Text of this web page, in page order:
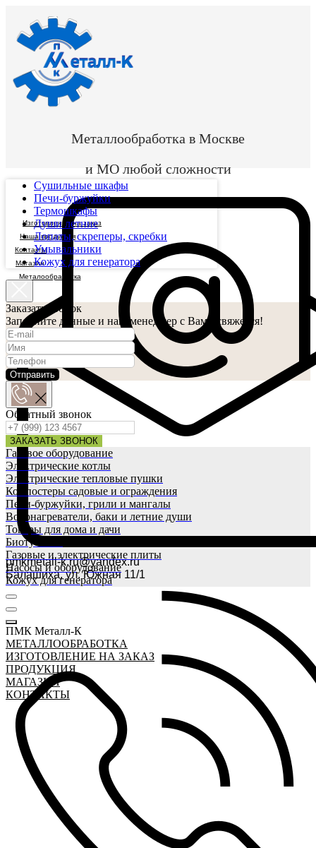
Металлообработка в Москве
и МО любой сложности
pmkmetall-k.ru@yandex.ru
Балашиха, ул. Южная 11/1
Изготовление на заказ
Наша продукция
Контакты
Магазин
Металообработка
Сушильные шкафы
Печи-буржуйки
Термошкафы
Души летние
Лопаты, скреперы, скребки
Умывальники
Кожух для генератора
Заказать звонок
Заполните данные и наш менеджер с Вами свяжется!
Отправить
Обратный звонок
ЗАКАЗАТЬ ЗВОНОК
Газовое оборудование
Электрические котлы
Электрические тепловые пушки
Компостеры садовые и ограждения
Печи-буржуйки, грили и мангалы
Водонагреватели, баки и летние души
Товары для дома и дачи
Биотуалеты
Газовые и электрические плиты
Насосы и оборудование
Кожух для генератора
ПМК Металл-К
МЕТАЛЛООБРАБОТКА
ИЗГОТОВЛЕНИЕ НА ЗАКАЗ
ПРОДУКЦИЯ
МАГАЗИН
КОНТАКТЫ